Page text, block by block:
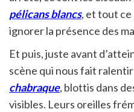
pélicans blancs, et tout ce
ignorer la présence des
Et puis, juste avant
scène qui nous fait
chabraque, blottis dans
visibles. Leurs oreilles